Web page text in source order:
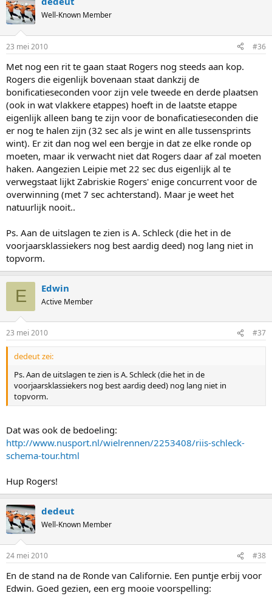
Well-Known Member
23 mei 2010 #36
Met nog een rit te gaan staat Rogers nog steeds aan kop.
Rogers die eigenlijk bovenaan staat dankzij de
bonificatieseconden voor zijn vele tweede en derde plaatsen
(ook in wat vlakkere etappes) hoeft in de laatste etappe
eigenlijk alleen bang te zijn voor de bonaficatieseconden die
er nog te halen zijn (32 sec als je wint en alle tussensprints
wint). Er zit dan nog wel een bergje in dat ze elke ronde op
moeten, maar ik verwacht niet dat Rogers daar af zal moeten
haken. Aangezien Leipie met 22 sec dus eigenlijk al te
verwegstaat lijkt Zabriskie Rogers' enige concurrent voor de
overwinning (met 7 sec achterstand). Maar je weet het
natuurlijk nooit..
Ps. Aan de uitslagen te zien is A. Schleck (die het in de
voorjaarsklassiekers nog best aardig deed) nog lang niet in
topvorm.
E Edwin
Active Member
23 mei 2010 #37
dedeut zei:
Ps. Aan de uitslagen te zien is A. Schleck (die het in de
voorjaarsklassiekers nog best aardig deed) nog lang niet in
topvorm.
Dat was ook de bedoeling:
http://www.nusport.nl/wielrennen/2253408/riis-schleck-
schema-tour.html
Hup Rogers!
dedeut
Well-Known Member
24 mei 2010 #38
En de stand na de Ronde van Californie. Een puntje erbij voor
Edwin. Goed gezien, een erg mooie voorspelling: